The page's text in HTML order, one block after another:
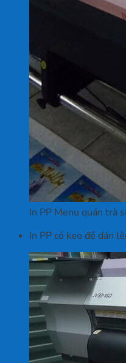
In PP Menu quán trà
In PP có keo để dán